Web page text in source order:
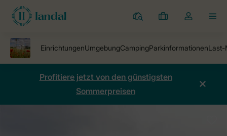
Ferienparks
Meine
Dropdown-
öffnen
Profitiere jetzt von den günstigsten
Sommerpreisen